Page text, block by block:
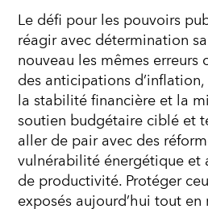
Le défi pour les pouvoirs
réagir avec détermination
nouveau les mêmes erreurs
des anticipations
la stabilité financière et la
soutien budgétaire ciblé et
aller de pair avec des
vulnérabilité énergétique et
de productivité. Protéger
exposés aujourd’hui tout